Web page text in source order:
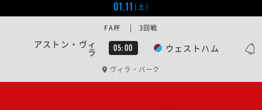
01.11 [土]
アストン・ヴィ
ラ 05:00 ウェストハム
FA杯 | 3回戦
ヴィラ・パーク